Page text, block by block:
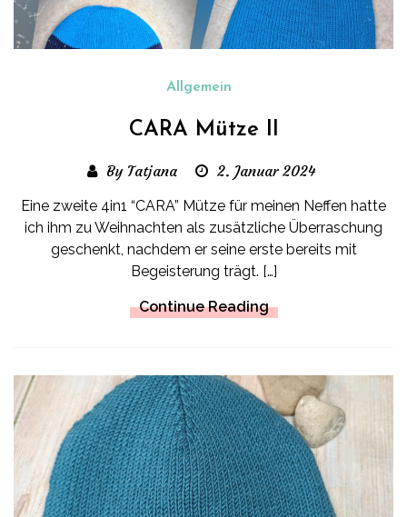
Allgemein
CARA Mütze II
By Tatjana 2. Januar 2024
Eine zweite 4in1 “CARA” Mütze für meinen Neffen hatte
ich ihm zu Weihnachten als zusätzliche Überraschung
geschenkt, nachdem er seine erste bereits mit
Begeisterung trägt. […]
Continue Reading